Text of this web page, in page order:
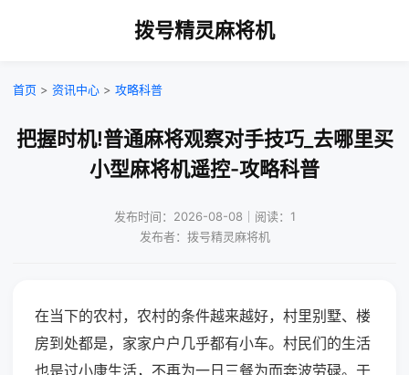
拨号精灵麻将机
首页 > 资讯中心 > 攻略科普
把握时机!普通麻将观察对手技巧_去哪里买
小型麻将机遥控-攻略科普
发布时间：2026-08-08｜阅读：1
发布者：拨号精灵麻将机
在当下的农村，农村的条件越来越好，村里别墅、楼
房到处都是，家家户户几乎都有小车。村民们的生活
也是过小康生活，不再为一日三餐为而奔波劳碌。于